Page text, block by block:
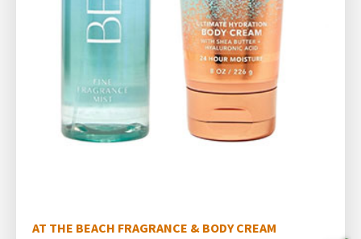
AT THE BEACH FRAGRANCE & BODY CREAM